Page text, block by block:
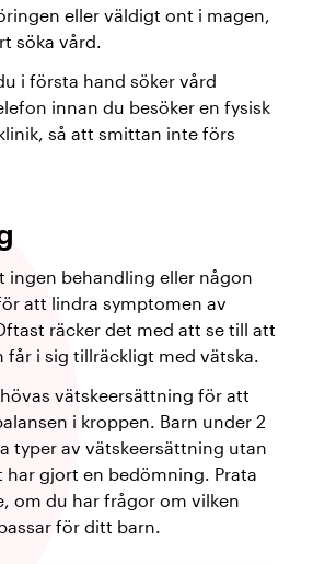
eller väldigt ont i magen,
söka vård.
i första hand söker vård
innan du besöker en fysisk
så att smittan inte förs
ingen behandling eller någon
att lindra symptomen av
räcker det med att se till att
får i sig tillräckligt med vätska.
vätskeersättning för att
i kroppen. Barn under 2
typer av vätskeersättning utan
har gjort en bedömning. Prata
om du har frågor om vilken
för ditt barn.